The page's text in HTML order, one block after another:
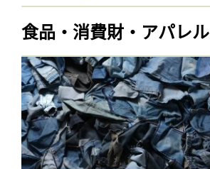
食品・消費財・アパレル